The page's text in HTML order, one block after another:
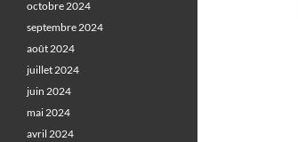
octobre 2024
septembre 2024
août 2024
juillet 2024
juin 2024
mai 2024
avril 2024